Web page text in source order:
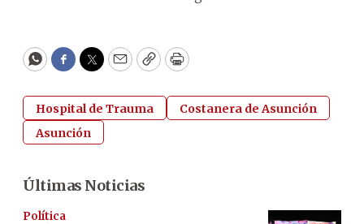
WhatsApp
Facebook
Twitter
EmailCopyPrint
Hospital de Trauma
Costanera de Asunción
Asunción
Últimas Noticias
Política